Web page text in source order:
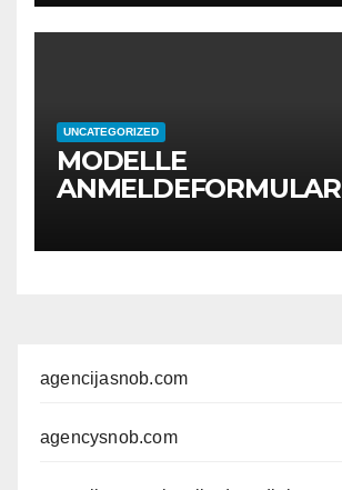
UNCATEGORIZED
MODELLE
ANMELDEFORMULAR
agencijasnob.com
agencysnob.com